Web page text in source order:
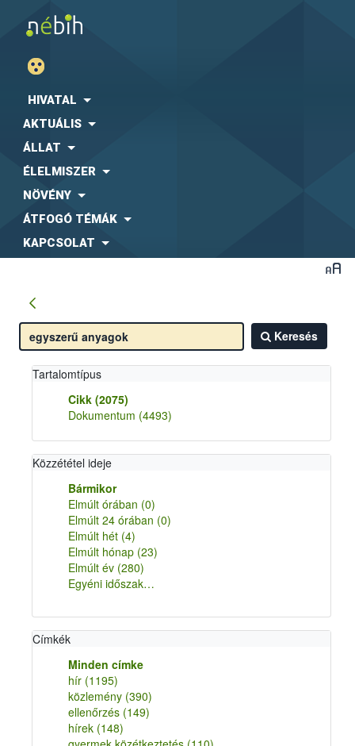
HIVATAL
AKTUÁLIS
ÁLLAT
ÉLELMISZER
NÖVÉNY
ÁTFOGÓ TÉMÁK
KAPCSOLAT
Keresés
Tartalomtípus
Cikk (2075)
Dokumentum (4493)
Közzététel ideje
Bármikor
Elmúlt órában (0)
Elmúlt 24 órában (0)
Elmúlt hét (4)
Elmúlt hónap (23)
Elmúlt év (280)
Egyéni időszak…
Címkék
Minden címke
hír (1195)
közlemény (390)
ellenőrzés (149)
hírek (148)